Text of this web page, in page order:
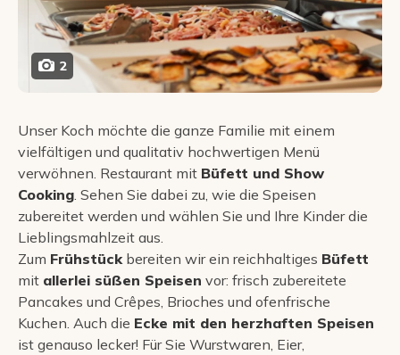
2
Unser Koch möchte die ganze Familie mit einem
vielfältigen und qualitativ hochwertigen Menü
verwöhnen. Restaurant mit Büfett und Show
Cooking. Sehen Sie dabei zu, wie die Speisen
zubereitet werden und wählen Sie und Ihre Kinder die
Lieblingsmahlzeit aus.
Zum Frühstückbereiten wir ein reichhaltiges Büfett
mit allerlei süßen Speisen vor: frisch zubereitete
Pancakes und Crêpes, Brioches und ofenfrische
Kuchen. Auch die Ecke mit den herzhaften Speisen
ist genauso lecker! Für Sie Wurstwaren, Eier,